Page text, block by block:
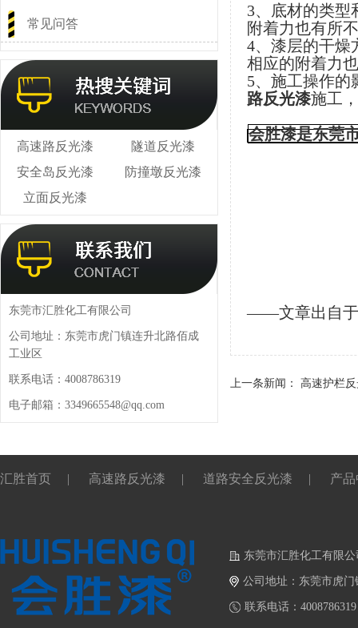
常见问答
高速路反光漆
隧道反光漆
安全岛反光漆
防撞墩反光漆
立面反光漆
东莞市汇胜化工有限公司
公司地址：东莞市虎门镇连升北路佰成
工业区
联系电话：4008786319
电子邮箱：3349665548@qq.com
3、底材的类型
附着力也有所
4、漆层的干燥
相应的附着力
5、施工操作的
路反光漆施工
会胜漆是东莞
——文章出自于
上一条新闻： 高速护栏
汇胜首页 | 高速路反光漆 | 道路安全反光漆 | 产
东莞市汇胜化工有限公
公司地址：东莞市虎
联系电话：4008786319